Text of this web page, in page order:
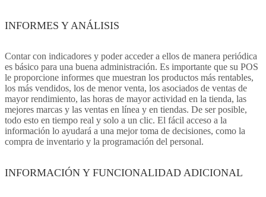
INFORMES Y ANÁLISIS
Contar con indicadores y poder acceder a ellos de manera periódica
es básico para una buena administración. Es importante que su POS
le proporcione informes que muestran los productos más rentables,
los más vendidos, los de menor venta, los asociados de ventas de
mayor rendimiento, las horas de mayor actividad en la tienda, las
mejores marcas y las ventas en línea y en tiendas. De ser posible,
todo esto en tiempo real y solo a un clic. El fácil acceso a la
información lo ayudará a una mejor toma de decisiones, como la
compra de inventario y la programación del personal.
INFORMACIÓN Y FUNCIONALIDAD ADICIONAL